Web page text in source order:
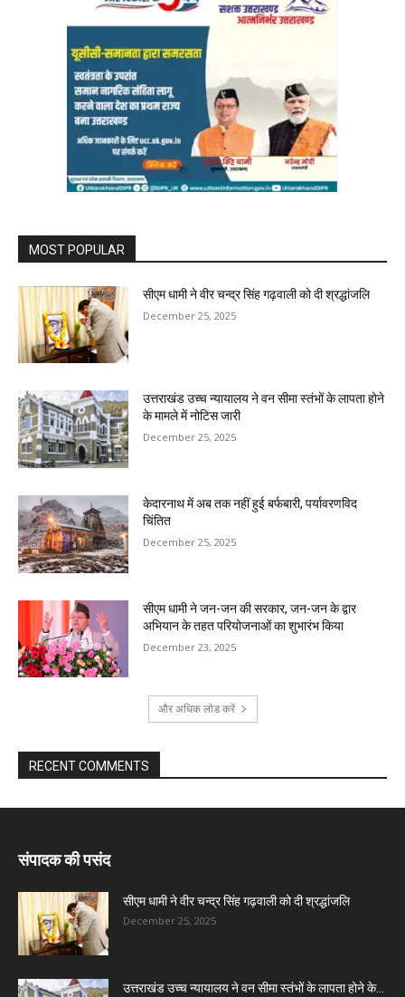
MOST POPULAR
सीएम धामी ने वीर चन्द्र सिंह गढ़वाली को दी श्रद्धांजलि
December 25, 2025
उत्तराखंड उच्च न्यायालय ने वन सीमा स्तंभों के लापता होने
के मामले में नोटिस जारी
December 25, 2025
केदारनाथ में अब तक नहीं हुई बर्फबारी, पर्यावरणविद
चिंतित
December 25, 2025
सीएम धामी ने जन-जन की सरकार, जन-जन के द्वार
अभियान के तहत परियोजनाओं का शुभारंभ किया
December 23, 2025
और अधिक लोड करें
RECENT COMMENTS
संपादक की पसंद
सीएम धामी ने वीर चन्द्र सिंह गढ़वाली को दी श्रद्धांजलि
December 25, 2025
उत्तराखंड उच्च न्यायालय ने वन सीमा स्तंभों के लापता होने के...